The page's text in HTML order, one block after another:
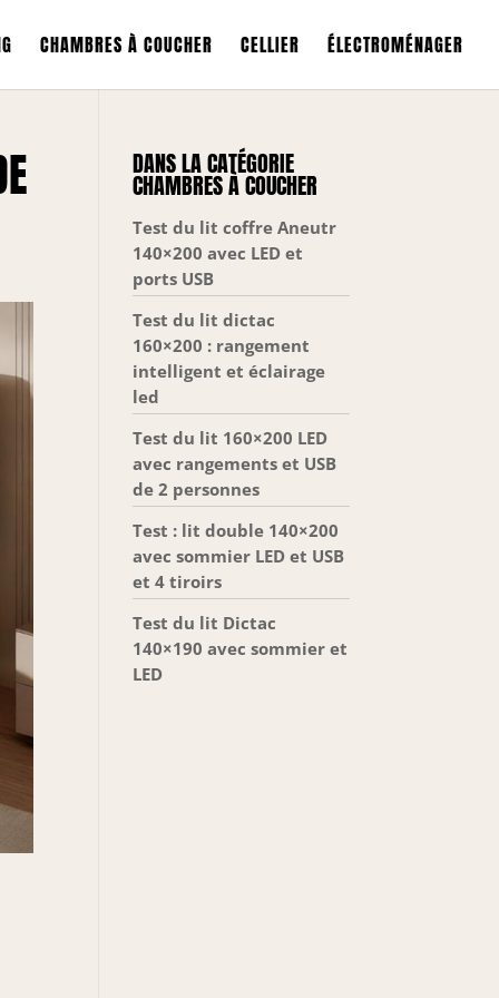
CHAMBRES À COUCHER CELLIER ÉLECTROMÉNAGER
DANS LA CATÉGORIE
CHAMBRES À COUCHER
Test du lit coffre Aneutr
140×200 avec LED et
ports USB
Test du lit dictac
160×200 : rangement
intelligent et éclairage
led
Test du lit 160×200 LED
avec rangements et USB
de 2 personnes
Test : lit double 140×200
avec sommier LED et USB
et 4 tiroirs
Test du lit Dictac
140×190 avec sommier et
LED